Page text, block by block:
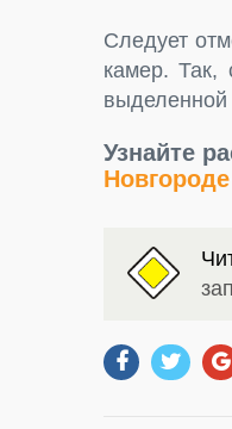
Следует
камер.
выделенной
Узнайте
Новгороде